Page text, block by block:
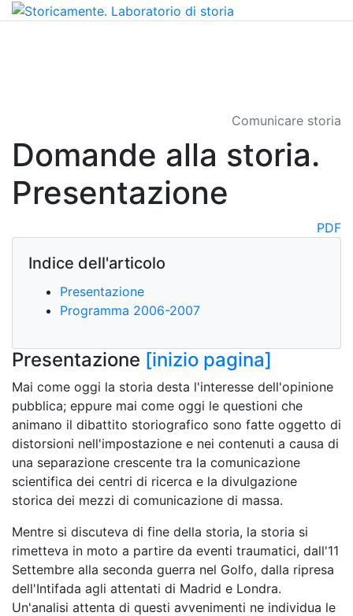
Comunicare storia
Domande alla storia.
Presentazione
PDF
Indice dell'articolo
Presentazione
Programma 2006-2007
Presentazione [inizio pagina]
Mai come oggi la storia desta l'interesse dell'opinione
pubblica; eppure mai come oggi le questioni che
animano il dibattito storiografico sono fatte oggetto di
distorsioni nell'impostazione e nei contenuti a causa di
una separazione crescente tra la comunicazione
scientifica dei centri di ricerca e la divulgazione
storica dei mezzi di comunicazione di massa.
Mentre si discuteva di fine della storia, la storia si
rimetteva in moto a partire da eventi traumatici, dall'11
Settembre alla seconda guerra nel Golfo, dalla ripresa
dell'Intifada agli attentati di Madrid e Londra.
Un'analisi attenta di questi avvenimenti ne individua le